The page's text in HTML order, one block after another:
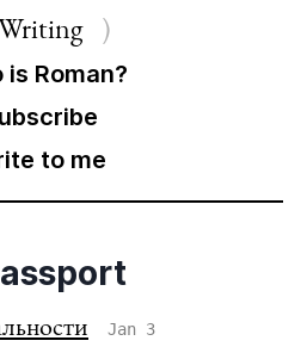
is Roman?
to me
Jan 3